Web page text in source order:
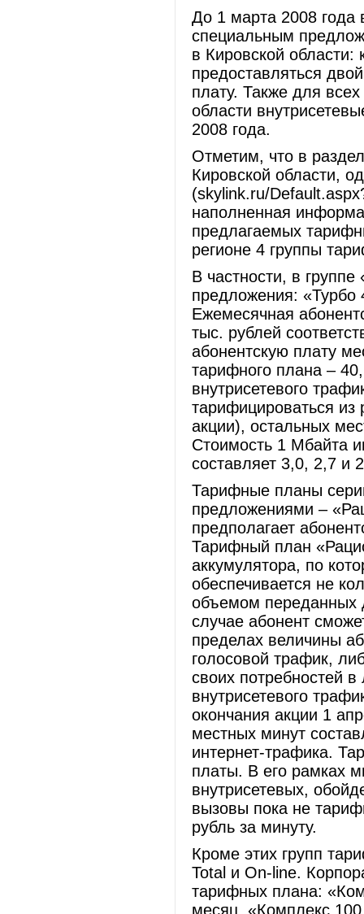
До 1 марта 2008 года
специальным
в Кировской области:
предоставляться
плату. Также для
области
2008 года.
Отметим, что в
Кировской области,
(skylink.ru/
наполненная
предлагаемых
регионе 4 группы
В частности, в
предложения: «Турбо
Ежемесячная
тыс. рублей
абонентскую плату
тарифного плана –
внутрисетевого
тарифицироваться из
акции), остальных
Стоимость 1 Мбайта
составляет 3,0, 2,7 и
Тарифные планы
предложениями –
предполагает
Тарифный план
аккумулятора, по
обеспечивается не
объемом переданных
случае абонент
пределах величины
голосовой трафик,
своих потребностей
внутрисетевого
окончания акции 1
местных минут
интернет-трафика.
платы. В его рамках
внутрисетевых,
вызовы пока не
рубль за минуту.
Кроме этих групп
Total и On-line.
тарифных плана:
месяц, «Комплекс